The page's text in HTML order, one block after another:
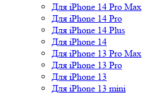
Для iPhone 14 Pro Max
Для iPhone 14 Pro
Для iPhone 14 Plus
Для iPhone 14
Для iPhone 13 Pro Max
Для iPhone 13 Pro
Для iPhone 13
Для iPhone 13 mini